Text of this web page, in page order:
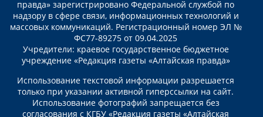
правда» зарегистрировано Федеральной службой по
надзору в сфере связи, информационных технологий и
массовых коммуникаций. Регистрационный номер ЭЛ №
ФС77-89275 от 09.04.2025
Учредители: краевое государственное бюджетное
учреждение «Редакция газеты «Алтайская правда»
Использование текстовой информации разрешается
только при указании активной гиперссылки на сайт.
Использование фотографий запрещается без
согласования с КГБУ «Редакция газеты «Алтайская